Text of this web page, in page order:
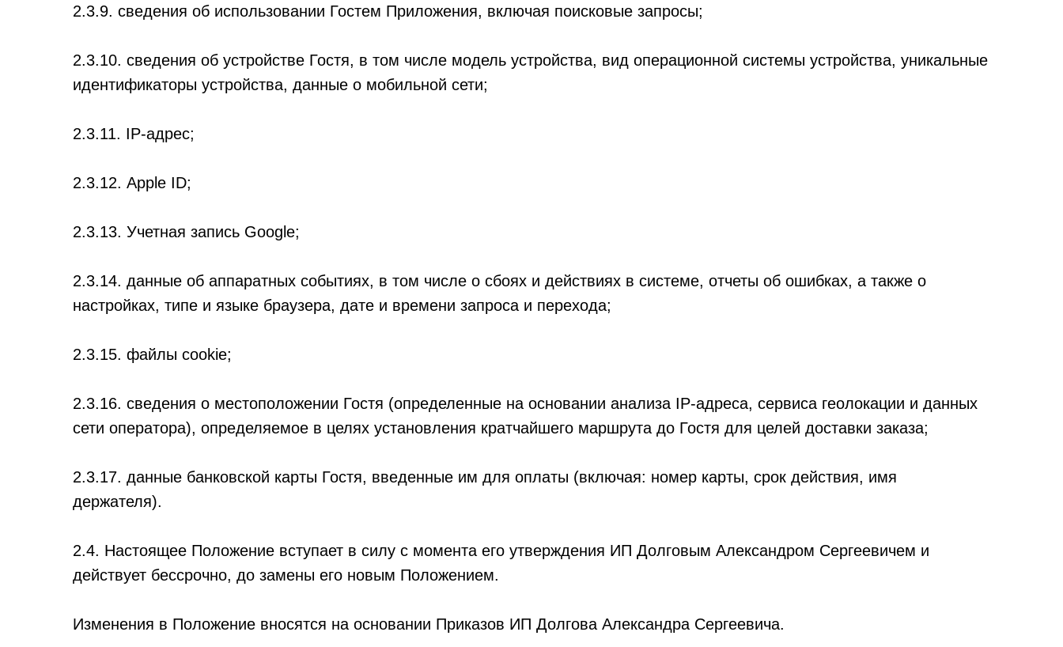
2.3.9. сведения об использовании Гостем Приложения, включая поисковые запросы;
2.3.10. сведения об устройстве Гостя, в том числе модель устройства, вид операционной системы устройства, уникальные
идентификаторы устройства, данные о мобильной сети;
2.3.11. IP-адрес;
2.3.12. Apple ID;
2.3.13. Учетная запись Google;
2.3.14. данные об аппаратных событиях, в том числе о сбоях и действиях в системе, отчеты об ошибках, а также о
настройках, типе и языке браузера, дате и времени запроса и перехода;
2.3.15. файлы cookie;
2.3.16. сведения о местоположении Гостя (определенные на основании анализа IP-адреса, сервиса геолокации и данных
сети оператора), определяемое в целях установления кратчайшего маршрута до Гостя для целей доставки заказа;
2.3.17. данные банковской карты Гостя, введенные им для оплаты (включая: номер карты, срок действия, имя
держателя).
2.4. Настоящее Положение вступает в силу с момента его утверждения ИП Долговым Александром Сергеевичем и
действует бессрочно, до замены его новым Положением.
Изменения в Положение вносятся на основании Приказов ИП Долгова Александра Сергеевича.